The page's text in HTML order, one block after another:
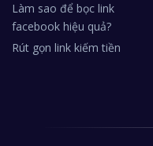
Làm sao để bọc link
facebook hiệu quả?
Rút gọn link kiếm tiền